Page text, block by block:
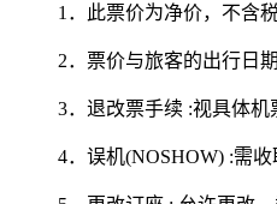
1．此票价为净价，不含
2．票价与旅客的出行日
3．退改票手续 :视具体机
4．误机(NOSHOW) :需